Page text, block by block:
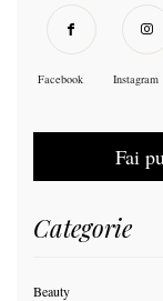
Facebook Instagram
Fai
Categorie
Beauty